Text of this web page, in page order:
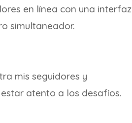
en línea con una interfaz
simultaneador.
mis seguidores y
atento a los desafíos.